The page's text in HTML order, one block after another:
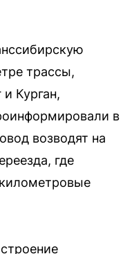
трассы,
Курган,
в
возводят на
где